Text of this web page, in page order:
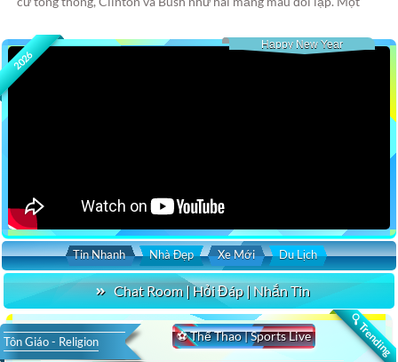
2026
Happy New Year
Tin Nhanh Nhà Đẹp Xe Mới Du Lịch
Chat Room | Hỏi Đáp | Nhắn Tin
🔍 Trending
⚽ Thể Thao | Sports Live
Tôn Giáo - Religion